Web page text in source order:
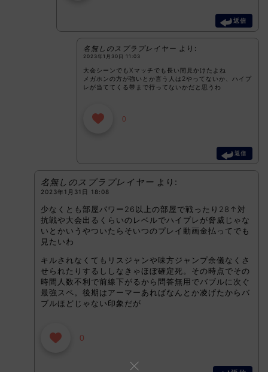
返信
名無しのスプラプレイヤー より:
2023年1月30日 11:03
大会シーンでもXマッチでも長い間見かけたよね
メガホンの方が強いとか言う人は2やってないか、ハイプ
レが当ててくる帯まで行ってないかだと思うわ
0
返信
名無しのスプラプレイヤー より:
2023年1月31日 18:08
少なくとも部屋パワー26以上の部屋で戦ったり28↑対
抗戦や大会出るくらいのレベルでハイプレが脅威じゃな
いとかいうやついたらそいつのプレイ動画金払ってでも
見たいわ
キルされなくてもリスジャンや味方ジャンプ余儀なくさ
せられたりするししなきゃほぼ確定死。その時点でその
時間人数不利で前線下がるから問答無用でバブルに次ぐ
最強スペ。後期はアーマーあればなんとか凌げたからバ
ブルほどじゃない印象だが
0